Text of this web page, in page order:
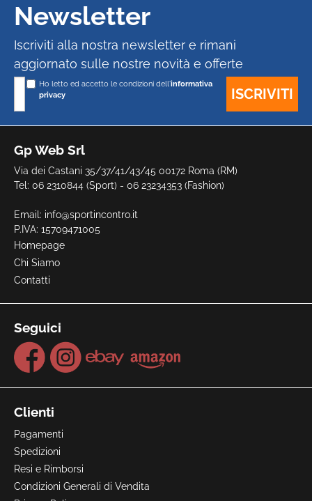
Gp Web Srl
Via dei Castani 35/37/41/43/45 00172 Roma (RM)
Tel: 06 2310844 (Sport) - 06 23234353 (Fashion)
Email: info@sportincontro.it
P.IVA: 15709471005
Homepage
Chi Siamo
Contatti
Seguici
Clienti
Pagamenti
Spedizioni
Resi e Rimborsi
Condizioni Generali di Vendita
Newsletter
Iscriviti alla nostra newsletter e rimani
aggiornato sulle nostre novità e offerte
Ho letto ed accetto le condizioni dell'informativa
privacy